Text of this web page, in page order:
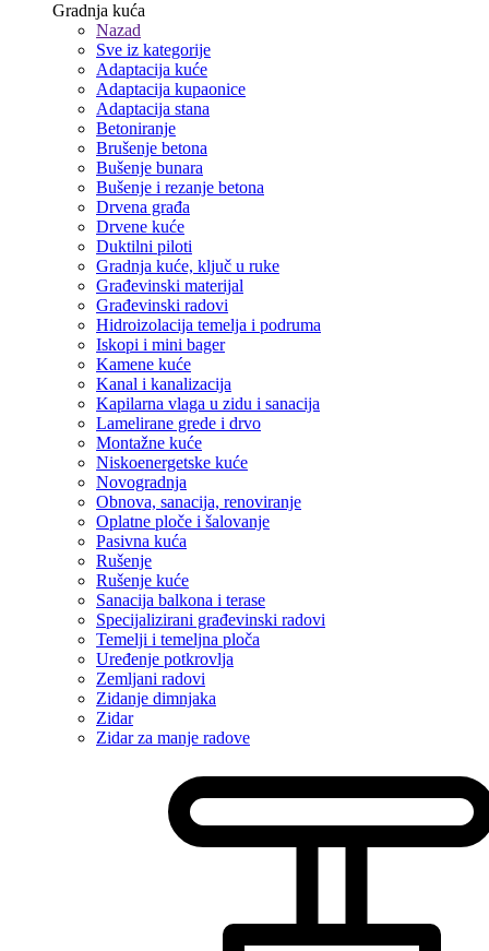
Gradnja kuća
Nazad
Sve iz kategorije
Adaptacija kuće
Adaptacija kupaonice
Adaptacija stana
Betoniranje
Brušenje betona
Bušenje bunara
Bušenje i rezanje betona
Drvena građa
Drvene kuće
Duktilni piloti
Gradnja kuće, ključ u ruke
Građevinski materijal
Građevinski radovi
Hidroizolacija temelja i podruma
Iskopi i mini bager
Kamene kuće
Kanal i kanalizacija
Kapilarna vlaga u zidu i sanacija
Lamelirane grede i drvo
Montažne kuće
Niskoenergetske kuće
Novogradnja
Obnova, sanacija, renoviranje
Oplatne ploče i šalovanje
Pasivna kuća
Rušenje
Rušenje kuće
Sanacija balkona i terase
Specijalizirani građevinski radovi
Temelji i temeljna ploča
Uređenje potkrovlja
Zemljani radovi
Zidanje dimnjaka
Zidar
Zidar za manje radove